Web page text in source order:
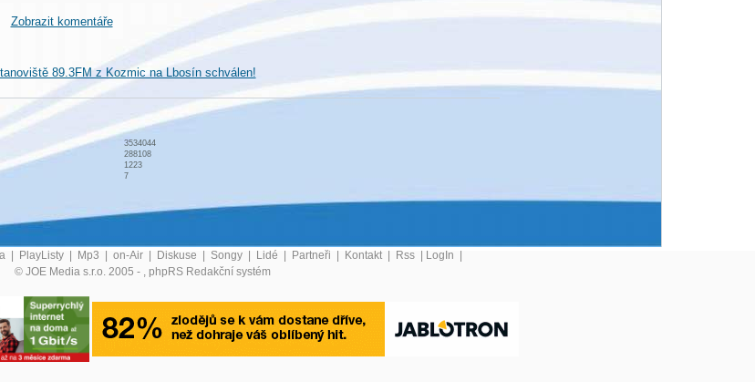
Zobrazit komentáře
89.3FM z Kozmic na Lbosín schválen!
3534044
288108
1223
7
PlayListy Mp3 on-Air Diskuse Songy Lidé Partneři Kontakt Rss LogIn
© JOE Media s.r.o. 2005 - , phpRS Redakční systém